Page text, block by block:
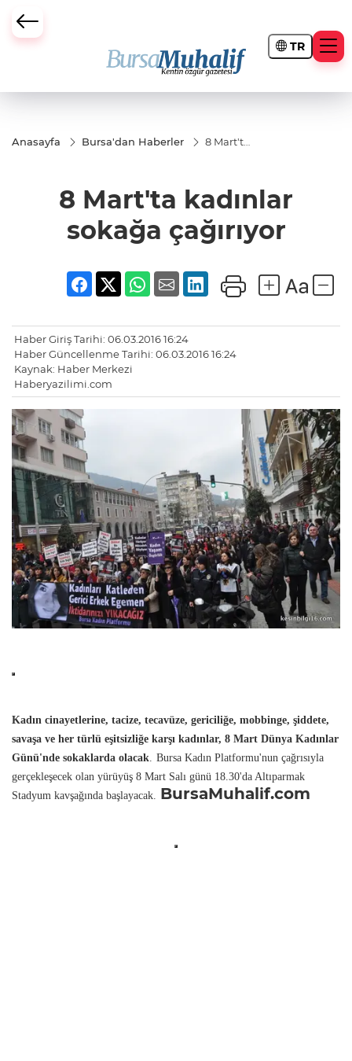
TR
Büyükşehir Darbesi
Anasayfa Bursa'dan Haberler
8 Mart'ta
8 Mart'ta kadınlar
sokağa çağırıyor
Haber Giriş Tarihi: 06.03.2016 16:24
Haber Güncellenme Tarihi: 06.03.2016 16:24
Kaynak: Haber Merkezi
Haberyazilimi.com
Kadın cinayetlerine, tacize, tecavüze, gericiliğe, mobbinge, şiddete,
savaşa ve her türlü eşitsizliğe karşı kadınlar, 8 Mart Dünya Kadınlar
Günü'nde sokaklarda olacak Bursa Kadın Platformu'nun çağrısıyla
gerçekleşecek olan yürüyüş 8 Mart Salı günü 18.30'da Altıparmak
Stadyum kavşağında başlayacak.
BursaMuhalif.com